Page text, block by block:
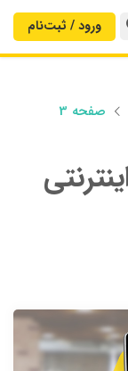
ورود / ثبت‌‌نام
 صفحه 3